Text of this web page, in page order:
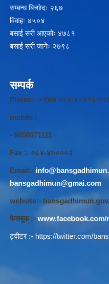
सम्बन्ध बिच्छेदः २६७
विवाहः ४५०४
बसाई सरी आएकोः ४७८१
बसाई सरी जानेः २७९८
सम्पर्क
Phone:- +९७७ ०८४-४००१६१/
mobile :
- 9858071111
Fax :- ०८४-४००००२
Email:-
bansgadhimun@gmai.com
website:-
फेसबुक :-
ट्वीटर :- https://twitter.com/